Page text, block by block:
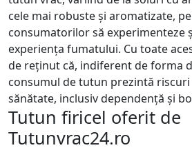
cele mai robuste și aromatizate,
consumatorilor să experimenteze
experiența fumatului. Cu toate
de reținut că, indiferent de forma
consumul de tutun prezintă
sănătate, inclusiv dependență și
Tutun firicel oferit de
Tutunvrac24.ro